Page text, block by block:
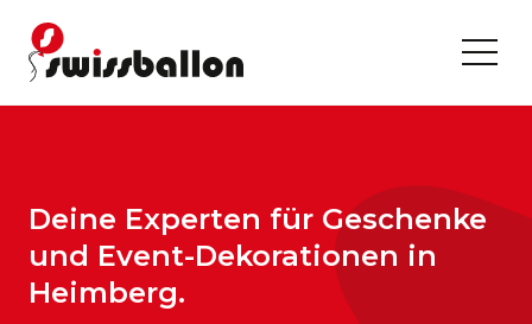
Deine Experten für Geschenke
und Event-Dekorationen in
Heimberg.